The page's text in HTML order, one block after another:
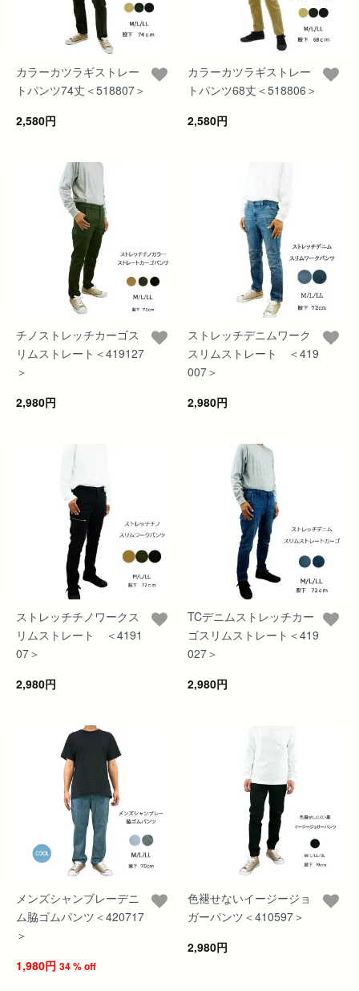
カラーカツラギストレー
トパンツ74丈＜518807＞
2,580円
カラーカツラギストレー
トパンツ68丈＜518806＞
2,580円
チノストレッチカーゴス
リムストレート＜419127
＞
2,980円
ストレッチデニムワーク
スリムストレート ＜419
007＞
2,980円
ストレッチチノワークス
リムストレート ＜4191
07＞
2,980円
TCデニムストレッチカー
ゴスリムストレート＜419
027＞
2,980円
メンズシャンブレーデニ
ム脇ゴムパンツ＜420717
＞
1,980円 34 % off
色褪せないイージージョ
ガーパンツ＜410597＞
2,980円